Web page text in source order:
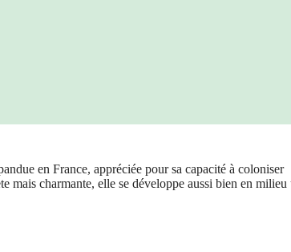
en France, appréciée pour sa capacité à coloniser
mais charmante, elle se développe aussi bien en milieu